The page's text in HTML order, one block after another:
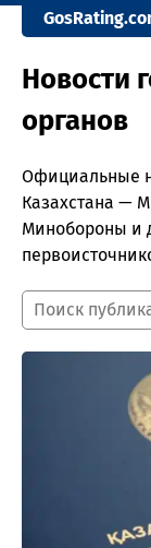
Новости
органов
Официальные
Казахстана —
Минобороны и
Поиск